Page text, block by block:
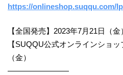
https://onlineshop.suqqu.com/
【全国発売】2023年7月21日（金
【SUQQU公式オンラインショ
（金）
――――――――